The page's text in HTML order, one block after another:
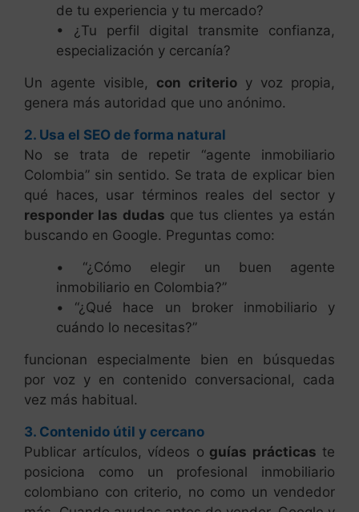
de tu experiencia y tu mercado?
• ¿Tu perfil digital transmite confianza,
especialización y cercanía?
Un agente visible, con criterio y voz propia,
genera más autoridad que uno anónimo.
2. Usa el SEO de forma natural
No se trata de repetir “agente inmobiliario
Colombia” sin sentido. Se trata de explicar bien
qué haces, usar términos reales del sector y
responder las dudas que tus clientes ya están
buscando en Google. Preguntas como:
• “¿Cómo elegir un buen agente
inmobiliario en Colombia?”
• “¿Qué hace un broker inmobiliario y
cuándo lo necesitas?”
funcionan especialmente bien en búsquedas
por voz y en contenido conversacional, cada
vez más habitual.
3. Contenido útil y cercano
Publicar artículos, vídeos o guías prácticas te
posiciona como un profesional inmobiliario
colombiano con criterio, no como un vendedor